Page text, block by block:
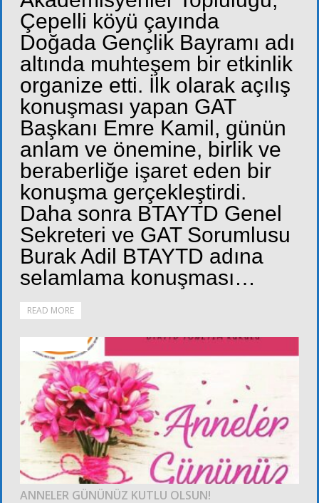
Çepelli köyü çayında
Doğada Gençlik Bayramı adı
altında muhteşem bir etkinlik
organize etti. İlk olarak açılış
konuşması yapan GAT
Başkanı Emre Kamil, günün
anlam ve önemine, birlik ve
beraberliğe işaret eden bir
konuşma gerçekleştirdi.
Daha sonra BTAYTD Genel
Sekreteri ve GAT Sorumlusu
Burak Adil BTAYTD adına
selamlama konuşması…
READ MORE
ANNELER GÜNÜNÜZ KUTLU OLSUN!